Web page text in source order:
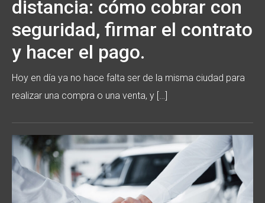
distancia: cómo cobrar con
seguridad, firmar el contrato
y hacer el pago.
Hoy en día ya no hace falta ser de la misma ciudad para
realizar una compra o una venta, y […]